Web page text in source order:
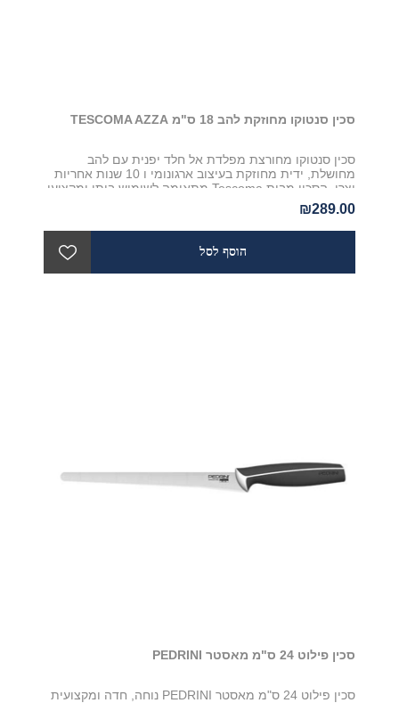
סכין סנטוקו מחוזקת להב 18 ס"מ TESCOMA AZZA
סכין סנטוקו מחורצת מפלדת אל חלד יפנית עם להב
מחושלת, ידית מחוזקת בעיצוב ארגונומי ו 10 שנות אחריות
יצרן. הסכין מבית Tescoma מתאימה לשימוש ביתי ומקצועי
כאחד
₪289.00
סכין פילוט 24 ס"מ מאסטר PEDRINI
סכין פילוט 24 ס"מ מאסטר PEDRINI נוחה, חדה ומקצועית